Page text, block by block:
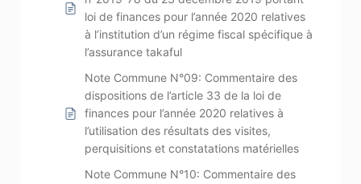
loi de finances pour l’année 2020 relatives
à l’institution d’un régime fiscal spécifique à
l’assurance takaful
Note Commune N°09: Commentaire des
dispositions de l’article 33 de la loi de
finances pour l’année 2020 relatives à
l’utilisation des résultats des visites,
perquisitions et constatations matérielles
Note Commune N°10: Commentaire des